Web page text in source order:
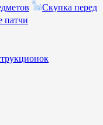
Скупка перед
патчи